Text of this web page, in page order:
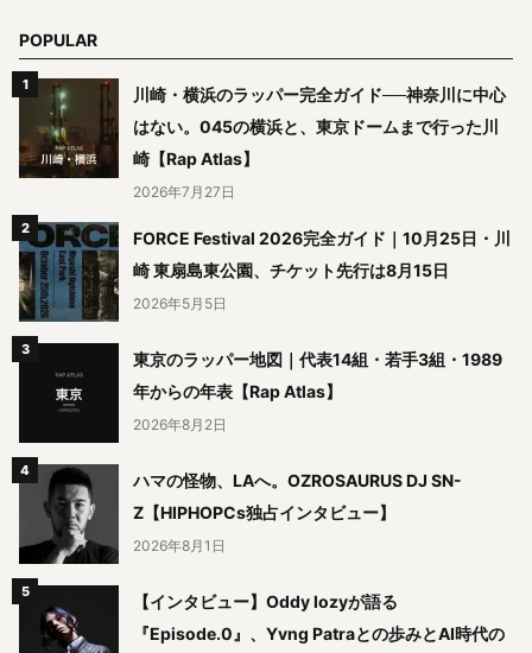
POPULAR
川崎・横浜のラッパー完全ガイド──神奈川に中心
はない。045の横浜と、東京ドームまで行った川
崎【Rap Atlas】
2026年7月27日
FORCE Festival 2026完全ガイド｜10月25日・川
崎 東扇島東公園、チケット先行は8月15日
2026年5月5日
東京のラッパー地図｜代表14組・若手3組・1989
年からの年表【Rap Atlas】
2026年8月2日
ハマの怪物、LAへ。OZROSAURUS DJ SN-
Z【HIPHOPCs独占インタビュー】
2026年8月1日
【インタビュー】Oddy lozyが語る
『Episode.0』、Yvng Patraとの歩みとAI時代の